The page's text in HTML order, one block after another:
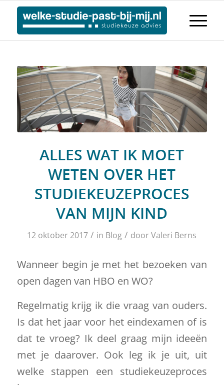
ALLES WAT IK MOET
WETEN OVER HET
STUDIEKEUZEPROCES
VAN MIJN KIND
12 oktober 2017 / in Blog / doorValeri Berns
Wanneer begin je met het bezoeken van
open dagen van HBO en WO?
Regelmatig krijg ik die vraag van ouders.
Is dat het jaar voor het eindexamen of is
dat te vroeg? Ik deel graag mijn ideeën
met je daarover. Ook leg ik je uit, uit
welke stappen een studiekeuzeproces